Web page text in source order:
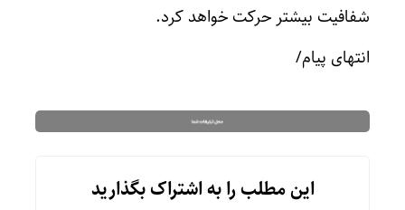
شفافیت بیشتر حرکت خواهد کرد.
انتهای پیام/
این مطلب را به اشتراک بگذارید